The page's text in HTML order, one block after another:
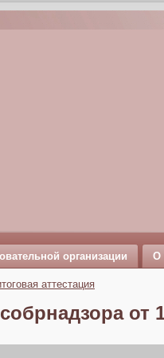
организации О
аттестация
от